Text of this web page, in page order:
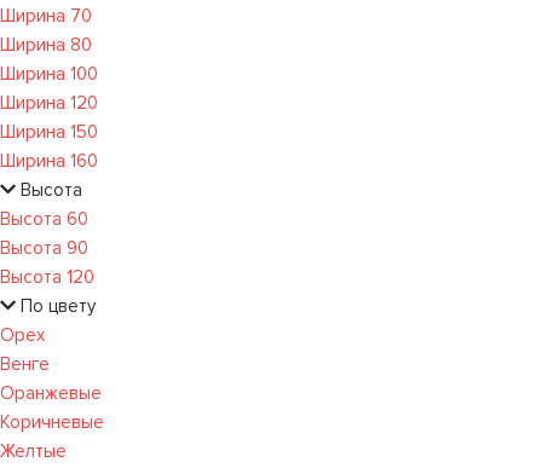
Ширина 70
Ширина 80
Ширина 100
Ширина 120
Ширина 150
Ширина 160
Высота
Высота 60
Высота 90
Высота 120
По цвету
Орех
Венге
Оранжевые
Коричневые
Желтые